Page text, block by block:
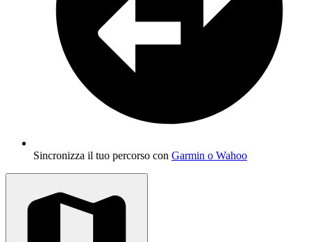
Sincronizza il tuo percorso con Garmin o Wahoo